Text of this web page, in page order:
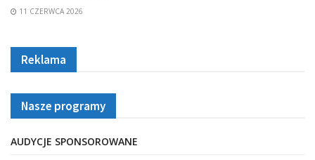
11 CZERWCA 2026
Reklama
Nasze programy
AUDYCJE SPONSOROWANE